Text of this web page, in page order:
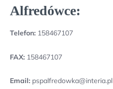
Alfredówce:
Telefon: 158467107
FAX: 158467107
Email: pspalfredowka@interia.pl